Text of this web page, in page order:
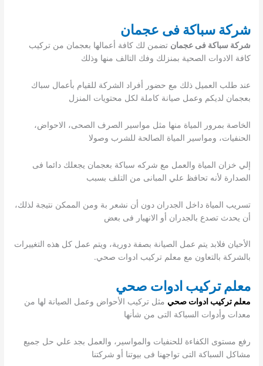
شركة سباكة فى عجمان
شركة سباكة فى عجمان تضمن لك كافة أعمالها بعجمان من تركيب
كافة الادوات الصحية بمنزلك وفك التالف منها وذلك
عند طلب العميل ذلك مع حضور أفراد الشركة للقيام بأعمال سباك
بعجمان لديكم وعمل صيانة كاملة لكل محتويات المنزل
الخاصة بمرور المياة منها مثل مواسير الصرف الصحى، الاحواض،
الحنفيات، ومواسير المياة الصالحة للشرب وصولا
إلي خزان المياة والعمل مع شركه سباكة بعجمان يجعلك دائما فى
الصدارة لأنه تحافظ علي المبانى من التلف بسبب
تسريب المياة داخل الجدران دون أن نشعر بة ومن الممكن نتيجة لذلك،
أن يحدث تصدع بالجدران أو الانهيار فى بعض
الأحيان فلابد يتم عمل الصيانة بصفة دورية، ويتم عمل كل هذه التغييرات
بالشركة بالتعاون مع معلم تركيب ادوات صحي.
معلم تركيب ادوات صحي
معلم تركيب ادوات صحي مثل تركيب الأحواض وعمل الصيانة لها من
معدات وأدوات السباكة التى من شأنها
رفع مستوى الكفاءة للحنفيات والمواسير، والعمل بجد علي حل جميع
مشاكل السباكة التى تواجهنا فى بيوتنا أو شركتنا